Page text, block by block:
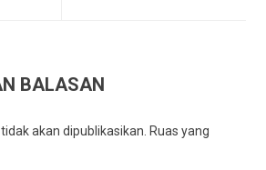
BALASAN
akan dipublikasikan. Ruas yang